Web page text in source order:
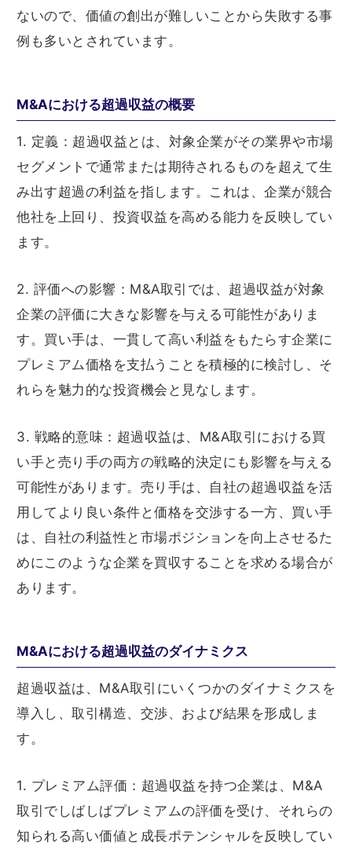
ないので、価値の創出が難しいことから失敗する事
例も多いとされています。
M&Aにおける超過収益の概要
1. 定義：超過収益とは、対象企業がその業界や市場
セグメントで通常または期待されるものを超えて生
み出す超過の利益を指します。これは、企業が競合
他社を上回り、投資収益を高める能力を反映してい
ます。
2. 評価への影響：M&A取引では、超過収益が対象
企業の評価に大きな影響を与える可能性がありま
す。買い手は、一貫して高い利益をもたらす企業に
プレミアム価格を支払うことを積極的に検討し、そ
れらを魅力的な投資機会と見なします。
3. 戦略的意味：超過収益は、M&A取引における買
い手と売り手の両方の戦略的決定にも影響を与える
可能性があります。売り手は、自社の超過収益を活
用してより良い条件と価格を交渉する一方、買い手
は、自社の利益性と市場ポジションを向上させるた
めにこのような企業を買収することを求める場合が
あります。
M&Aにおける超過収益のダイナミクス
超過収益は、M&A取引にいくつかのダイナミクスを
導入し、取引構造、交渉、および結果を形成しま
す。
1. プレミアム評価：超過収益を持つ企業は、M&A
取引でしばしばプレミアムの評価を受け、それらの
知られる高い価値と成長ポテンシャルを反映してい